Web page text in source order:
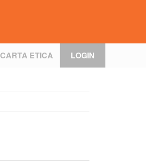
CARTA ETICA LOGIN